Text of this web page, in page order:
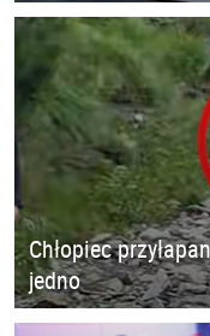
Chłopiec
jedno